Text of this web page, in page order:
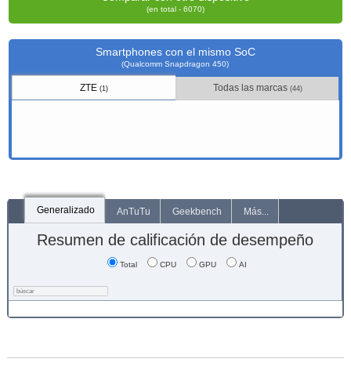
(en total - 6070)
Smartphones con el mismo SoC
(Qualcomm Snapdragon 450)
ZTE(1) Todas las marcas (44)
Generalizado AnTuTu Geekbench Más...
Resumen de calificación de desempeño
Total CPU GPU AI